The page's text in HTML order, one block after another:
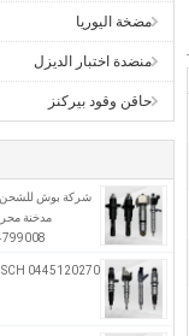
مضخة اليوريا
منضدة اختبار الديزل
حاقن وقود بيركنز
مدخنة